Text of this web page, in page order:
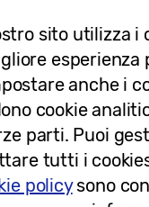
21-11-2019
Comunicati
Regali di
Celebration
sito utilizza i
esperienza
anche i
cookie
parti. Puoi
tutti i
policysono